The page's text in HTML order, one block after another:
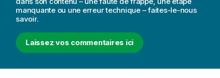
manquante ou une erreur technique – faites-le-nous
savoir.
Laissez vos commentaires ici